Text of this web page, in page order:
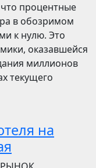
процентные
в обозримом
к нулю. Это
оказавшейся
миллионов
текущего
на